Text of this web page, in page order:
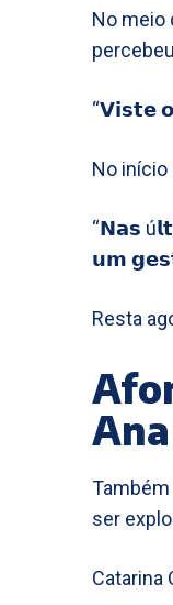
No meio
“𝗩𝗶𝘀𝘁𝗲
No início
“𝗡𝗮𝘀
𝘂𝗺
Resta
ser
Catarina